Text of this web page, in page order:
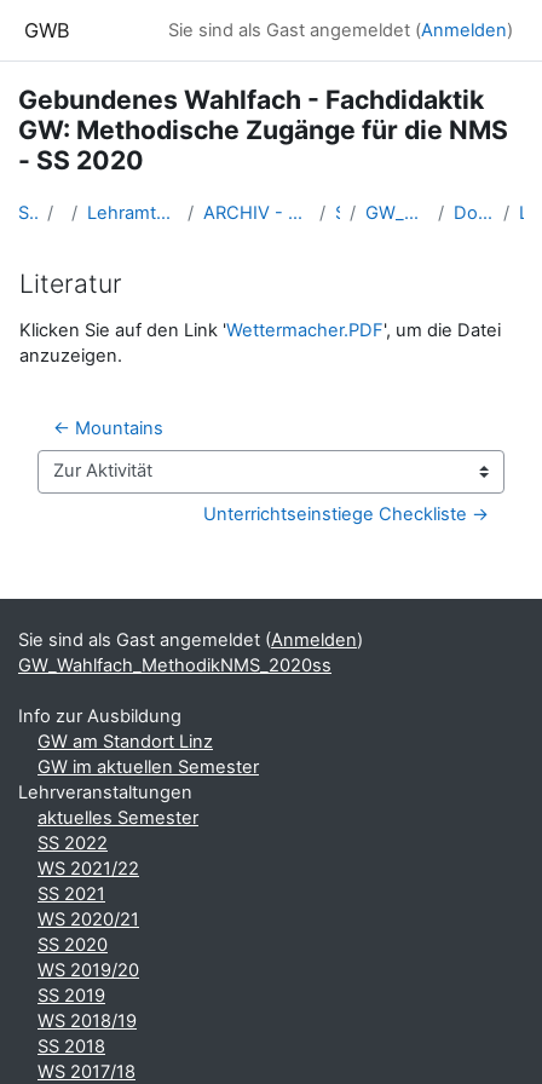
GWB Sie sind als Gast angemeldet (Anmelden)
Gebundenes Wahlfach - Fachdidaktik
GW: Methodische Zugänge für die NMS
- SS 2020
Startseite Kurse Lehramtsausbildung GW im Cluster Österreich Mitte ARCHIV - Lehrveranstaltungen am Standort Linz - seit 2016 SS_2020 GW_Wahlfach_MethodikNMS_2020ss Do. 19.3.2020 (Kuschnigg)
Literatur
Abschlussbedingungen
Klicken Sie auf den Link 'Wettermacher.PDF', um die Datei
anzuzeigen.
← Mountains
Zur Aktivität
Unterrichtseinstiege Checkliste →
Ergänzungsblöcke
Sie sind als Gast angemeldet (Anmelden)
GW_Wahlfach_MethodikNMS_2020ss
Info zur Ausbildung
GW am Standort Linz
GW im aktuellen Semester
Lehrveranstaltungen
aktuelles Semester
SS 2022
WS 2021/22
SS 2021
WS 2020/21
SS 2020
WS 2019/20
SS 2019
WS 2018/19
SS 2018
WS 2017/18